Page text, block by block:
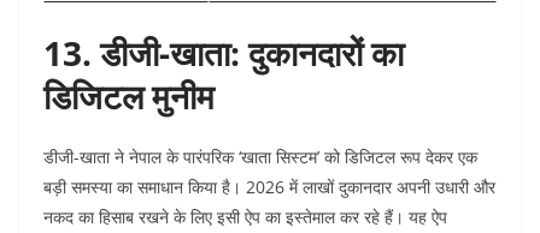
13. डीजी-खाता: दुकानदारों का
डिजिटल मुनीम
डीजी-खाता ने नेपाल के पारंपरिक ‘खाता सिस्टम’ को डिजिटल रूप देकर एक
बड़ी समस्या का समाधान किया है। 2026 में लाखों दुकानदार अपनी उधारी और
नकद का हिसाब रखने के लिए इसी ऐप का इस्तेमाल कर रहे हैं। यह ऐप